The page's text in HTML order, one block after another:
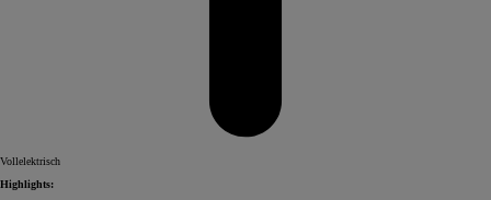
Vollelektrisch
Highlights: